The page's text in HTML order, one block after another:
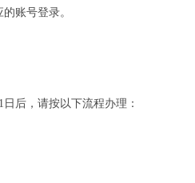
账号登录。
后，请按以下流程办理：